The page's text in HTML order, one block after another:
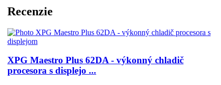
Recenzie
XPG Maestro Plus 62DA - výkonný chladič
procesora s displejo ...